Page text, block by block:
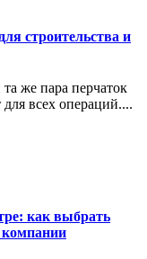
строительства и
же пара перчаток
всех операций....
как выбрать
компании